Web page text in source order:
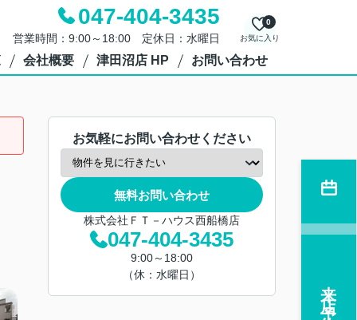
047-404-3435
営業時間：9:00～18:00 定休日：水曜日 お気に入り
0
会社概要 津田沼店 HP お問い合わせ
お気軽にお問い合わせください
無料お問い合わせ
株式会社ＦＴ－ハウス西船橋店
047-404-3435
9:00～18:00
（休：水曜日）
来店予約